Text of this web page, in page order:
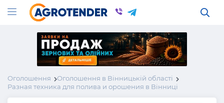
Оголошення
Оголошення в Вінницькій області
Разная техника для полива и орошения в Вінниці